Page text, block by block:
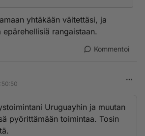
yhtäkään väitettäsi, ja
rangaistaan.
Kommentoi
Uruguayhin ja muutan
pyörittämään toimintaa. Tosin